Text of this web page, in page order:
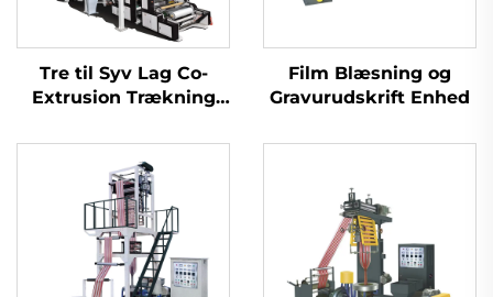
Tre til Syv Lag Co-
Extrusion Trækning
Filmblæsermaskine
Film Blæsning og
Gravurudskrift Enhed